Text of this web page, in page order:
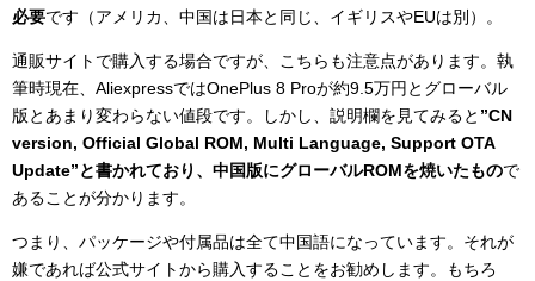
必要です（アメリカ、中国は日本と同じ、イギリスやEUは別）。
通販サイトで購入する場合ですが、こちらも注意点があります。執
筆時現在、AliexpressではOnePlus 8 Proが約9.5万円とグローバル
版とあまり変わらない値段です。しかし、説明欄を見てみると ”CN
version, Official Global ROM, Multi Language, Support OTA
Update”と書かれており、中国版にグローバルROMを焼いたもので
あることが分かります。
つまり、パッケージや付属品は全て中国語になっています。それが
嫌であれば公式サイトから購入することをお勧めします。もちろ